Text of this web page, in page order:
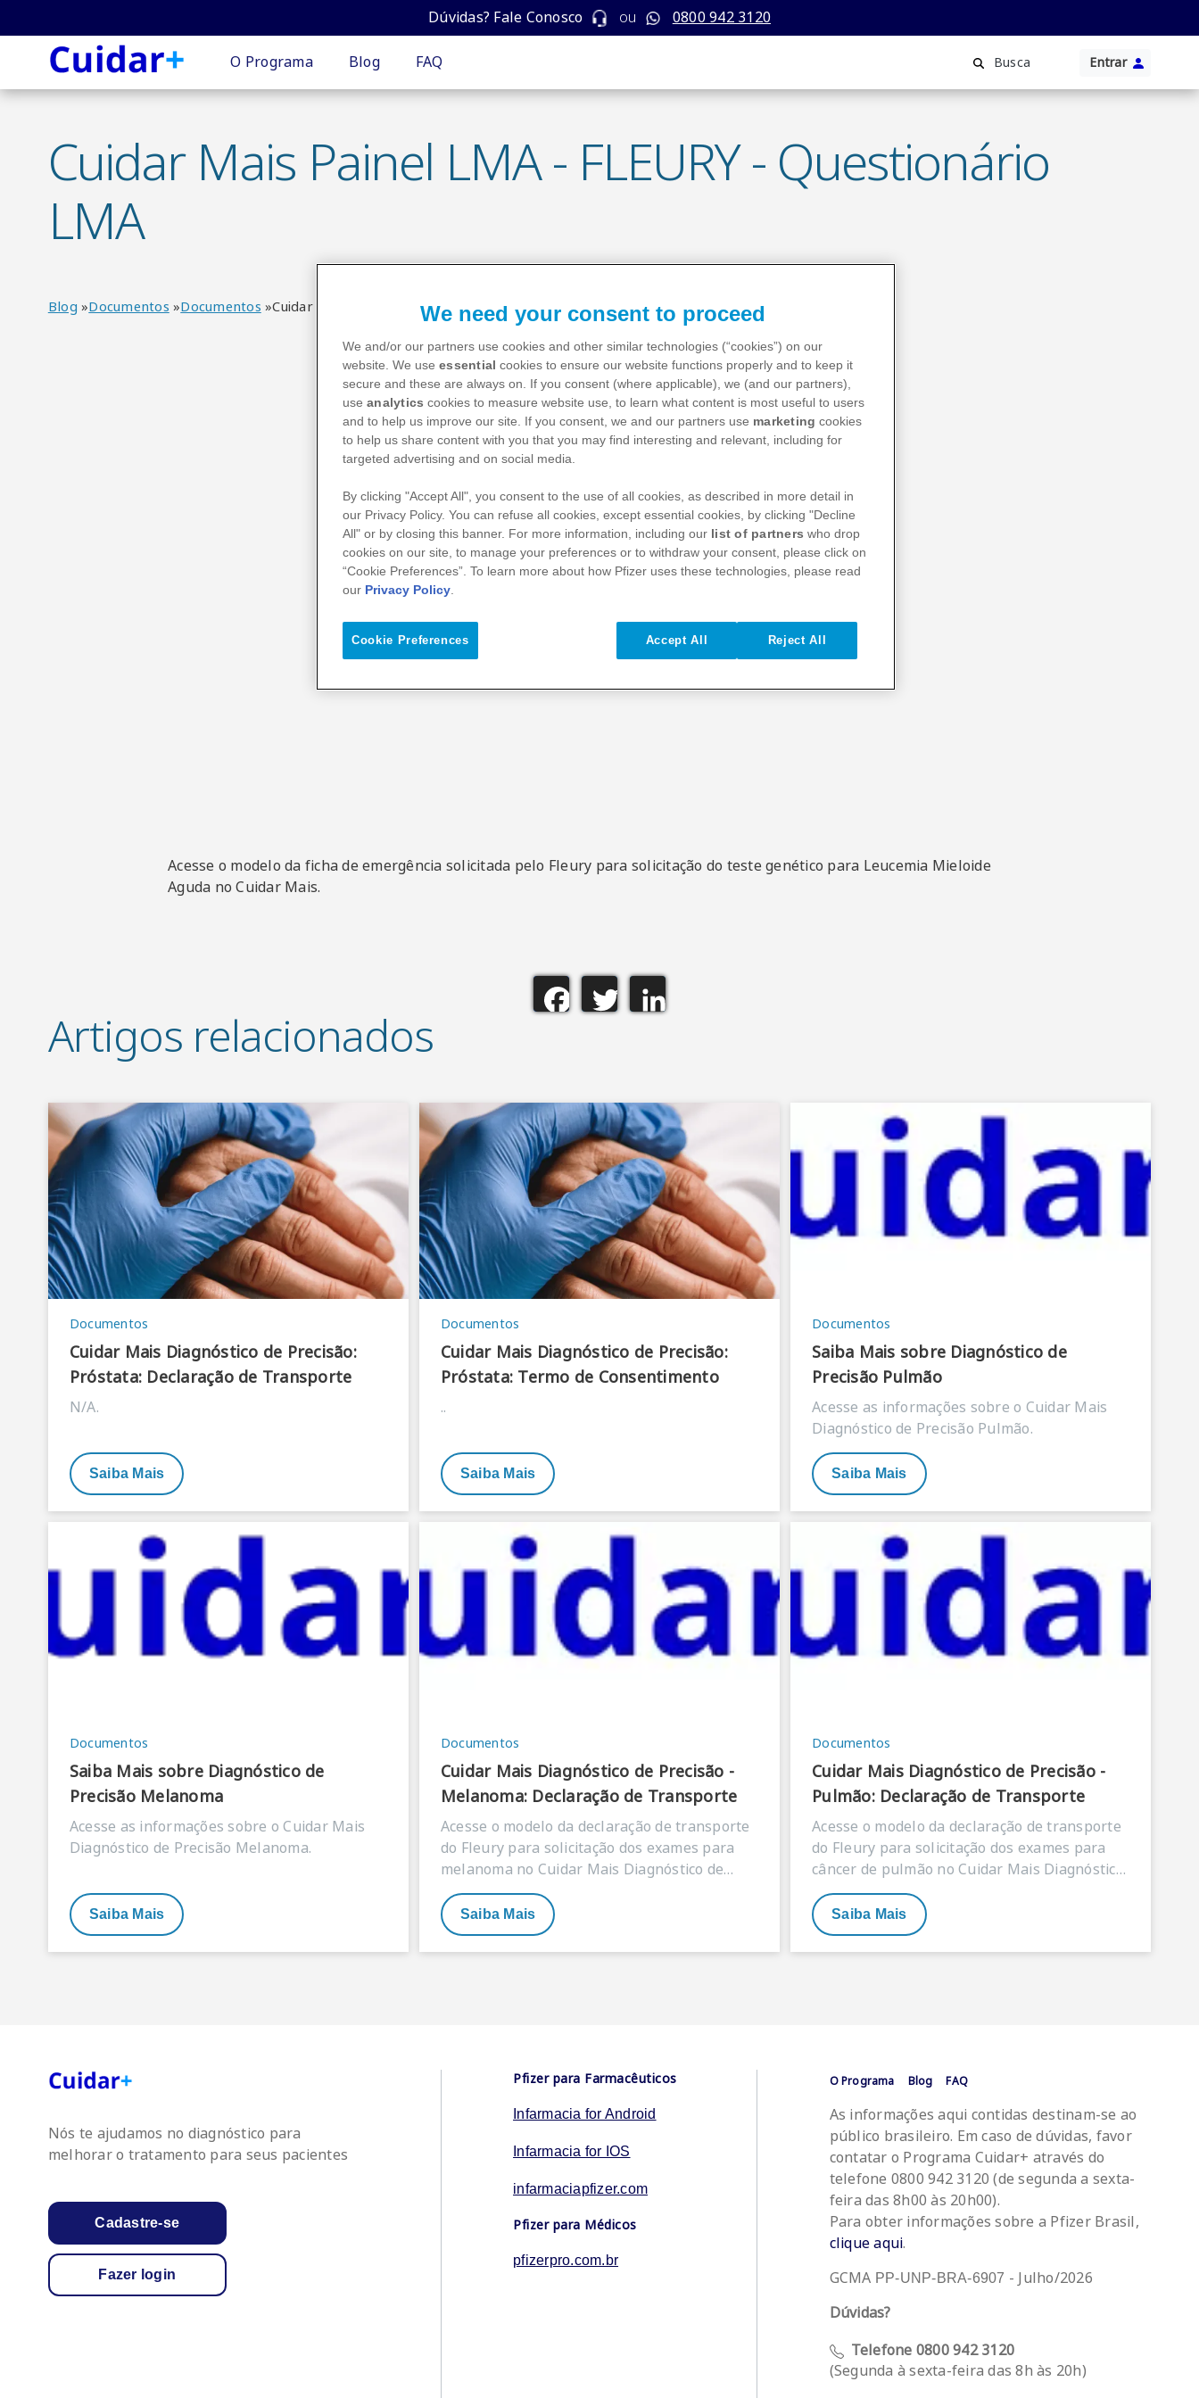
Dúvidas? Fale Conosco ou 0800 942 3120
Login
screen
menu
O Programa Blog FAQ Busca Entrar
Cuidar Mais Painel LMA - FLEURY - Questionário
LMA
Blog Documentos Documentos Cuidar Mais Painel LMA - FLEURY - Questionário LMA
Acesse o modelo da ficha de emergência solicitada pelo Fleury para solicitação do teste genético para Leucemia Mieloide
Aguda no Cuidar Mais.
Facebook
TwitterLinkedIn
Artigos relacionados
Documentos
Cuidar Mais Diagnóstico de Precisão:
Próstata: Declaração de Transporte
N/A.
Saiba Mais
Documentos
Cuidar Mais Diagnóstico de Precisão:
Próstata: Termo de Consentimento
..
Saiba Mais
Documentos
Saiba Mais sobre Diagnóstico de
Precisão Pulmão
Acesse as informações sobre o Cuidar Mais
Diagnóstico de Precisão Pulmão.
Saiba Mais
Documentos
Saiba Mais sobre Diagnóstico de
Precisão Melanoma
Acesse as informações sobre o Cuidar Mais
Diagnóstico de Precisão Melanoma.
Saiba Mais
Documentos
Cuidar Mais Diagnóstico de Precisão -
Melanoma: Declaração de Transporte
Acesse o modelo da declaração de transporte
do Fleury para solicitação dos exames para
melanoma no Cuidar Mais Diagnóstico de
Precisão..
Saiba Mais
Documentos
Cuidar Mais Diagnóstico de Precisão -
Pulmão: Declaração de Transporte
Acesse o modelo da declaração de transporte
do Fleury para solicitação dos exames para
câncer de pulmão no Cuidar Mais Diagnóstico
de Precisão..
Saiba Mais
Nós te ajudamos no diagnóstico para
melhorar o tratamento para seus pacientes
Fazer login
Cadastre-se
Pfizer para Farmacêuticos
Infarmacia for Android
Infarmacia for IOS
infarmaciapfizer.com
Pfizer para Médicos
pfizerpro.com.br
Footer
O Programa Blog FAQ
As informações aqui contidas destinam-se ao
público brasileiro. Em caso de dúvidas, favor
contatar o Programa Cuidar+ através do
telefone 0800 942 3120 (de segunda a sexta-
feira das 8h00 às 20h00).
Para obter informações sobre a Pfizer Brasil,
clique aqui.
GCMA PP-UNP-BRA-6907 - Julho/2026
Dúvidas?
Telefone 0800 942 3120
(Segunda à sexta-feira das 8h às 20h)
We need your consent to proceed
We and/or our partners use cookies and other similar technologies (“cookies”) on our
website. We use essential cookies to ensure our website functions properly and to keep it
secure and these are always on. If you consent (where applicable), we (and our partners),
use analytics cookies to measure website use, to learn what content is most useful to users
and to help us improve our site. If you consent, we and our partners use marketing cookies
to help us share content with you that you may find interesting and relevant, including for
targeted advertising and on social media.
By clicking "Accept All", you consent to the use of all cookies, as described in more detail in
our Privacy Policy. You can refuse all cookies, except essential cookies, by clicking "Decline
All" or by closing this banner. For more information, including our list of partners who drop
cookies on our site, to manage your preferences or to withdraw your consent, please click on
“Cookie Preferences”. To learn more about how Pfizer uses these technologies, please read
our Privacy Policy.
Cookie Preferences Reject All
Accept All